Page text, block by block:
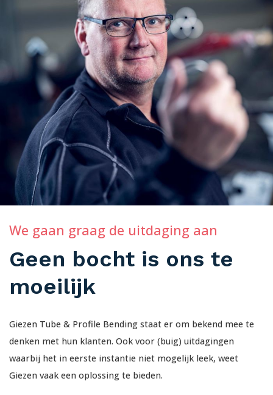
We gaan graag de uitdaging aan
Geen bocht is ons te
moeilijk
Giezen Tube & Profile Bending staat er om bekend mee te
denken met hun klanten. Ook voor (buig) uitdagingen
waarbij het in eerste instantie niet mogelijk leek, weet
Giezen vaak een oplossing te bieden.